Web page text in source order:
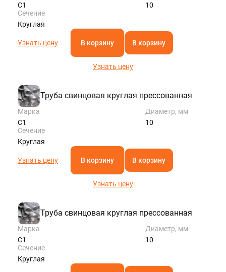
С1
10
Сечение
Круглая
Узнать цену В корзину В корзину
Узнать цену
Труба свинцовая круглая прессованная
Марка
С1
Диаметр, мм
10
Сечение
Круглая
Узнать цену В корзину В корзину
Узнать цену
Труба свинцовая круглая прессованная
Марка
С1
Диаметр, мм
10
Сечение
Круглая